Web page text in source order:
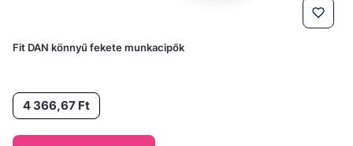
Fit DAN könnyű fekete munkacipők
Ár 4 366,67 Ft